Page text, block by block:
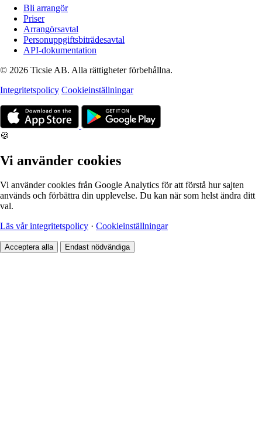
Bli arrangör
Priser
Arrangörsavtal
Personuppgiftsbiträdesavtal
API-dokumentation
© 2026 Ticsie AB. Alla rättigheter förbehållna.
Integritetspolicy Cookieinställningar
🍪
Vi använder cookies
Vi använder cookies från Google Analytics för att förstå hur sajten
används och förbättra din upplevelse. Du kan när som helst ändra ditt
val.
Läs vår integritetspolicy · Cookieinställningar
Acceptera alla Endast nödvändiga